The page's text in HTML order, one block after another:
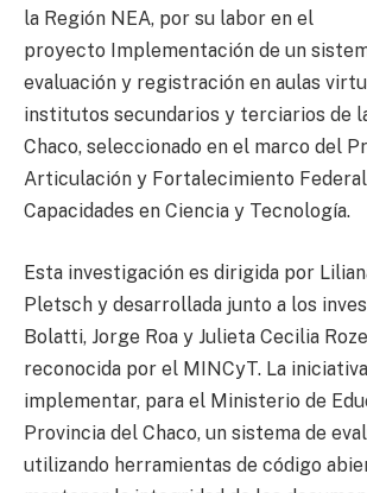
la Región NEA, por su labor en el
proyecto Implementación de un
evaluación y registración en aulas
institutos secundarios y terciarios de
Chaco, seleccionado en el marco del
Articulación y Fortalecimiento Federal
Capacidades en Ciencia y Tecnología.
Esta investigación es dirigida por
Pletsch y desarrollada junto a los
Bolatti, Jorge Roa y Julieta Cecilia
reconocida por el MINCyT. La
implementar, para el Ministerio de
Provincia del Chaco, un sistema de
utilizando herramientas de código